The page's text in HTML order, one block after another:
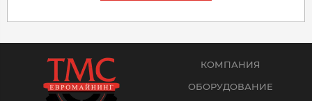
КОМПАНИЯ
ОБОРУДОВАНИЕ